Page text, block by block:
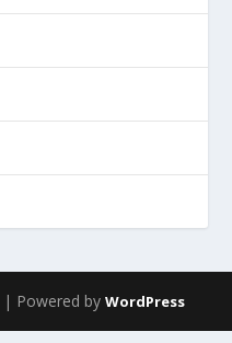
| Powered by WordPress